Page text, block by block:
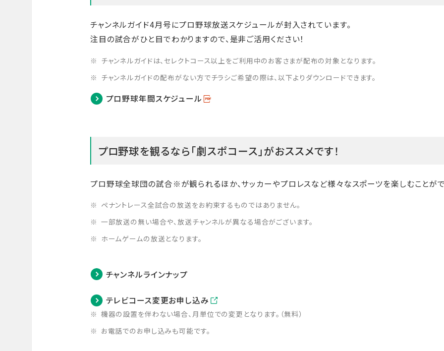
チャンネルガイド4月号にプロ野球放送スケジュールが封入されています。
注目の試合がひと目でわかりますので、是非ご活用ください！
チャンネルガイドは、セレクトコース以上をご利用中のお客さまが配布の対象となります。
チャンネルガイドの配布がない方でチラシご希望の際は、以下よりダウンロードできます。
プロ野球年間スケジュール
プロ野球を観るなら「劇スポコース」がおススメです！
プロ野球全球団の試合※が観られるほか、サッカーやプロレスなど様々なスポーツを楽しむことが
ペナントレース全試合の放送をお約束するものではありません。
一部放送の無い場合や、放送チャンネルが異なる場合がございます。
ホームゲームの放送となります。
チャンネルラインナップ
テレビコース変更お申し込み
機器の設置を伴わない場合、月単位での変更となります。（無料）
お電話でのお申し込みも可能です。